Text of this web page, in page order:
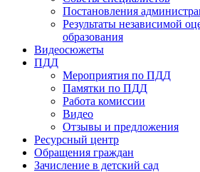
Постановления
Результаты независимой
образования
Видеосюжеты
ПДД
Мероприятия по ПДД
Памятки по ПДД
Работа комиссии
Видео
Отзывы и предложения
Ресурсный центр
Обращения граждан
Зачисление в детский сад